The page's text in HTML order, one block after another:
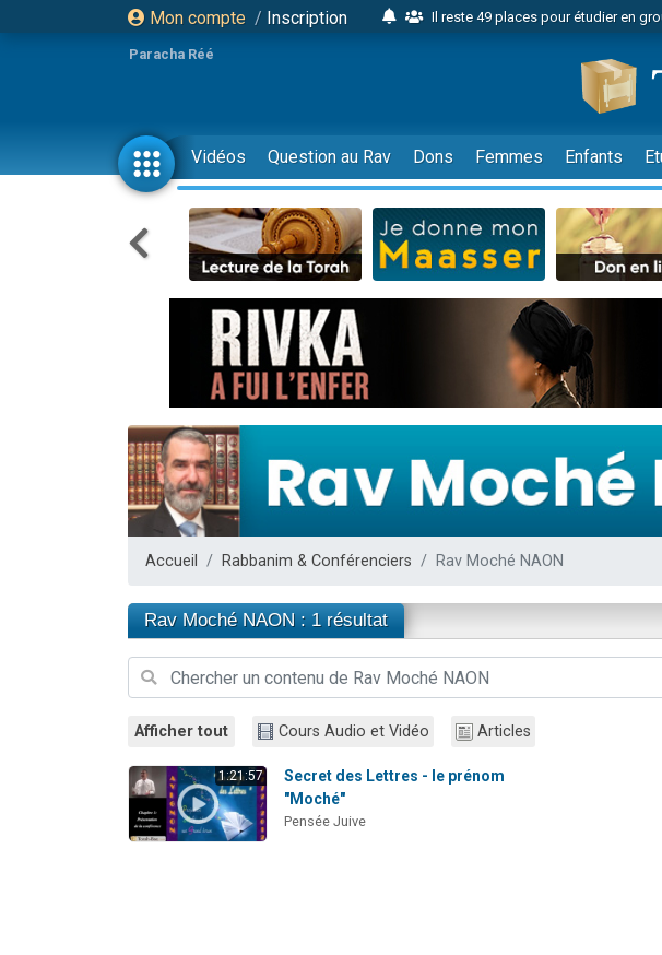
Mon compte / Inscription
Il reste 49 places pour étudier en
2 personnes viennent de nous rejoindre
6 personnes viennent de nous rejoindre
4 personnes viennent de faire un
2 personnes viennent de faire un
17 personnes viennent de demander
4 personnes viennent de nous rejoindre
Il reste 49 places pour étudier en
Eva vient de donner son Maasser
4 personnes viennent de nous rejoindre
3 personnes viennent de nous rejoindre
Odaya vient de donner son Maasser
2 personnes viennent de nous rejoindre
13 personnes viennent de demander
30 personnes viennent de faire un
12 nouvelles musiques dans Torah-
29 personnes viennent de demander
Paracha Réé
Vidéos Question au Rav Dons Femmes Enfants
Accueil Rabbanim & Conférenciers Rav Moché NAON
Rav Moché NAON : 1 résultat
Afficher tout Cours Audio et Vidéo Articles
1:21:57
Secret des Lettres - le prénom
"Moché"
Pensée Juive